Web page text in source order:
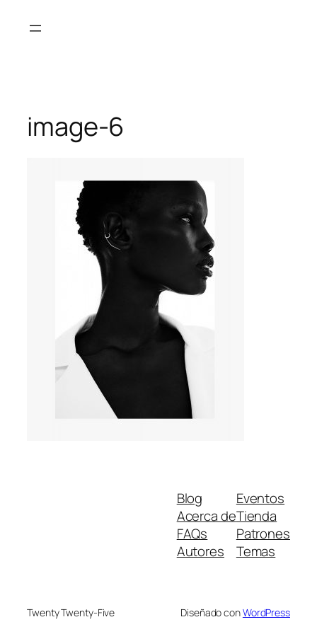
image-6
Blog
Acerca de
FAQs
Autores
Eventos
Tienda
Patrones
Temas
Twenty Twenty-Five Diseñado conWordPress